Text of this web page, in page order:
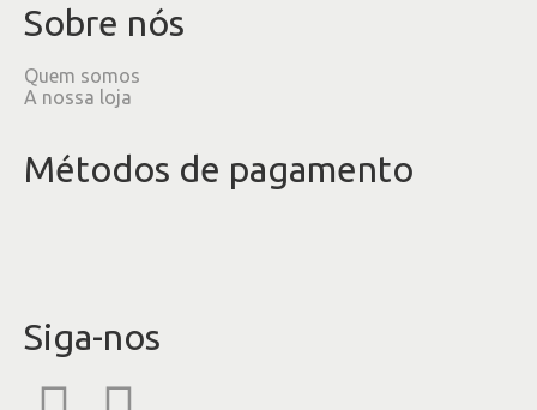
Sobre nós
Quem somos
A nossa loja
Métodos de pagamento
Siga-nos